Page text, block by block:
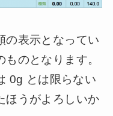
の表示となってい
のとなります。
0g とは限らない
ほうがよろしいか